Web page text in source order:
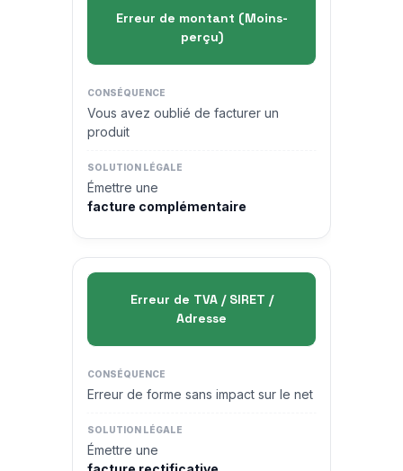
Erreur de montant (Moins-
perçu)
Vous avez oublié de facturer un
produit
Émettre une
facture complémentaire
Erreur de TVA / SIRET /
Adresse
Erreur de forme sans impact sur le net
Émettre une